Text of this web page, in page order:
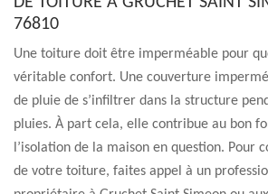
76810
Une toiture doit être imperméable pour
véritable confort. Une couverture
de pluie de s’infiltrer dans la structure
pluies. À part cela, elle contribue au bon
l’isolation de la maison en question. Pour
de votre toiture, faites appel à un